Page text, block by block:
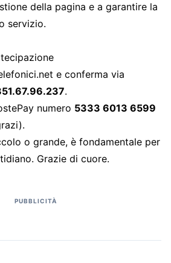
della pagina e a garantire la
servizio.
e conferma via
.
numero 5333 6013 6599
o grande, è fondamentale per
Grazie di cuore.
PUBBLICITÀ